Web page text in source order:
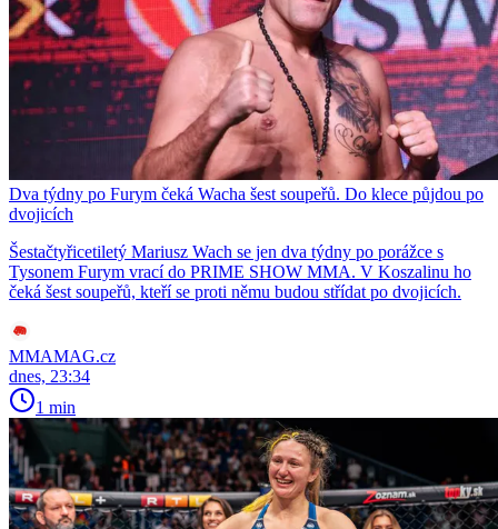
Dva týdny po Furym čeká Wacha šest soupeřů. Do klece půjdou po
dvojicích
Šestačtyřicetiletý Mariusz Wach se jen dva týdny po porážce s
Tysonem Furym vrací do PRIME SHOW MMA. V Koszalinu ho
čeká šest soupeřů, kteří se proti němu budou střídat po dvojicích.
MMAMAG.cz
dnes, 23:34
1 min